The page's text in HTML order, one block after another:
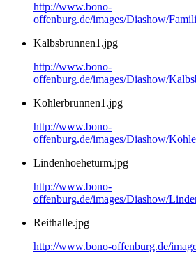
http://www.bono-
offenburg.de/images/Diashow/
Kalbsbrunnen1.jpg
http://www.bono-
offenburg.de/images/Diashow/
Kohlerbrunnen1.jpg
http://www.bono-
offenburg.de/images/Diashow/
Lindenhoeheturm.jpg
http://www.bono-
offenburg.de/images/Diashow/
Reithalle.jpg
http://www.bono-offenburg.de/